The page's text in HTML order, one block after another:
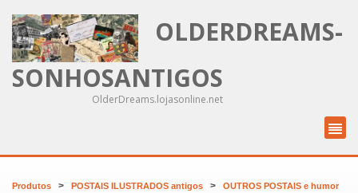
OLDERDREAMS-
SONHOSANTIGOS
OlderDreams.lojasonline.net
Produtos > POSTAIS ILUSTRADOS antigos > OUTROS POSTAIS e humor